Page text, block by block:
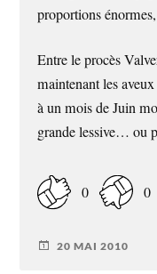
proportions
Entre le procès
maintenant les
à un mois de Juin
grande lessive… ou
0 0
20 MAI 2010